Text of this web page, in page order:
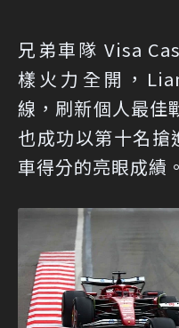
兄弟車隊 Visa
樣火力全開，
線，刷新個人最
也成功以第十名搶
車得分的亮眼成績。